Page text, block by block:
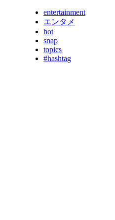
entertainment
エンタメ
hot
snap
topics
#hashtag